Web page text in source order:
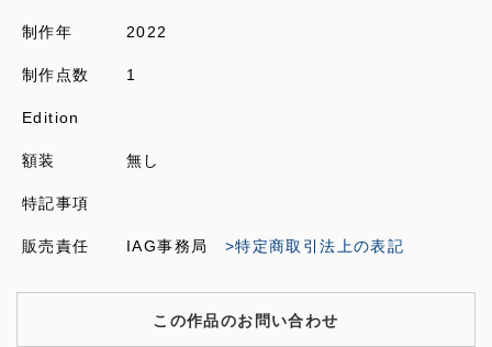
制作年 2022
制作点数 1
Edition
額装 無し
特記事項
販売責任 IAG事務局 >特定商取引法上の表記
この作品のお問い合わせ